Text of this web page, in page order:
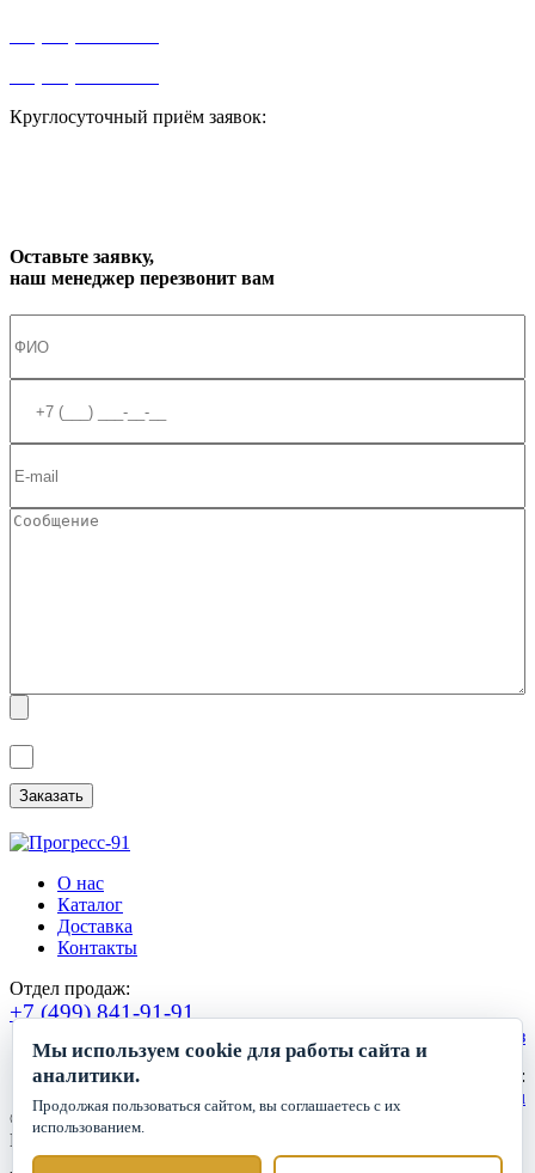
Круглосуточный приём заявок:
Оставьте заявку,
наш менеджер перезвонит вам
О нас
Каталог
Доставка
Контакты
Отдел продаж:
+7 (499) 841-91-91
Сделать заказ
Круглосуточный прием заявок:
zakaz1@progress91.ru
©2019-2026. ООО «ГК Прогресс»
Все права защищены.
Мы используем cookie для работы сайта и
аналитики.
Продолжая пользоваться сайтом, вы соглашаетесь с их
использованием.